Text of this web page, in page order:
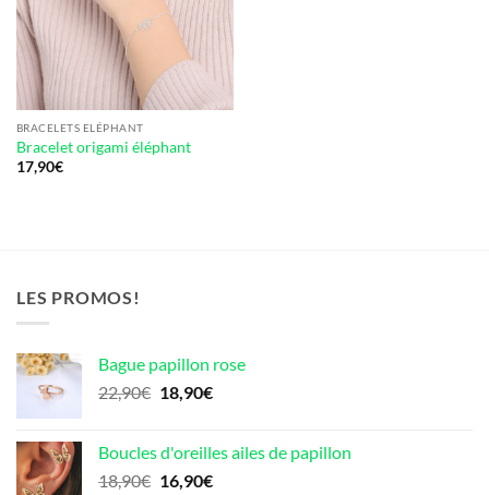
BRACELETS ELÉPHANT
Bracelet origami éléphant
17,90€
LES PROMOS!
Bague papillon rose
22,90€ Le
était :
22,90€.
18,90€Le
est :
18,90€.
Boucles d'oreilles ailes de papillon
18,90€ Le
16,90€Le